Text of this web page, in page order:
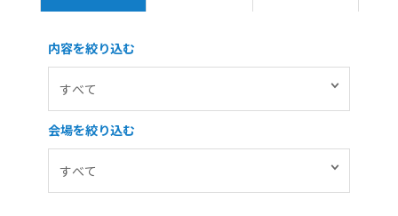
内容を絞り込む
会場を絞り込む